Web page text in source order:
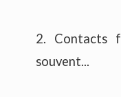
2. Contacts
souvent...